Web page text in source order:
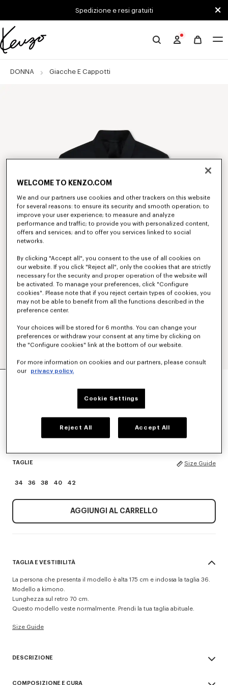
Spedizione e resi gratuiti
Sito
KENZO
DONNA Giacche E Cappotti
BLAZER KIMONO IN LANA VERGINE
TAGLIE Size Guide
34 36 38 40 42
AGGIUNGI AL CARRELLO
TAGLIA E VESTIBILITÀ
La persona che presenta il modello è alta 175 cm e indossa la taglia 36.
Modello a kimono.
Lunghezza sul retro 70 cm.
Questo modello veste normalmente. Prendi la tua taglia abituale.
Size Guide
DESCRIZIONE
COMPOSIZIONE E CURA
WELCOME TO KENZO.COM
We and our partners use cookies and other trackers on this website
for several reasons: to ensure its security and smooth operation; to
improve your user experience; to measure and analyze
performance and traffic; to provide you with personalized content,
offers and services; and to offer you services linked to social
networks.
By clicking "Accept all", you consent to the use of all cookies on
our website. If you click "Reject all", only the cookies that are strictly
necessary for the security and proper operation of the website will
be activated. To manage your preferences, click "Configure
cookies". Please note that if you reject certain types of cookies, you
may not be able to benefit from all the functions described in the
preference center.
Your choices will be stored for 6 months. You can change your
preferences or withdraw your consent at any time by clicking on
the "Configure cookies" link at the bottom of our website.
For more information on cookies and our partners, please consult
our
privacy policy.
Cookie Settings
Reject All Accept All